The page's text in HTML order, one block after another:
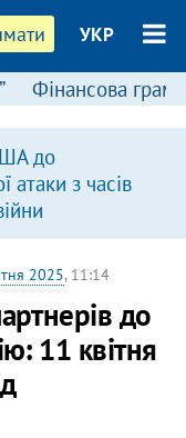
УКР
Фінансова
до
атаки з часів
2025, 11:14
до
11 квітня